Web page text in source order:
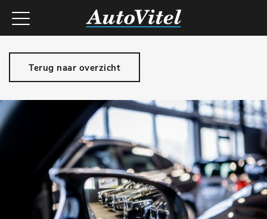
Terug naar overzicht